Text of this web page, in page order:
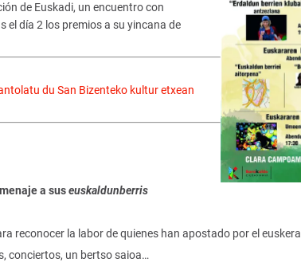
de Euskadi, un encuentro con
día 2 los premios a su yincana de
du San Bizenteko kultur etxean
a suseuskaldunberris
reconocer la labor de quienes han apostado por el euskera
conciertos, un bertso saioa…